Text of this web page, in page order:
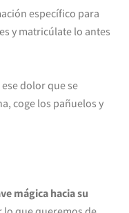
específico para
y matricúlate lo antes
dolor que se
coge los pañuelos y
mágica hacia su